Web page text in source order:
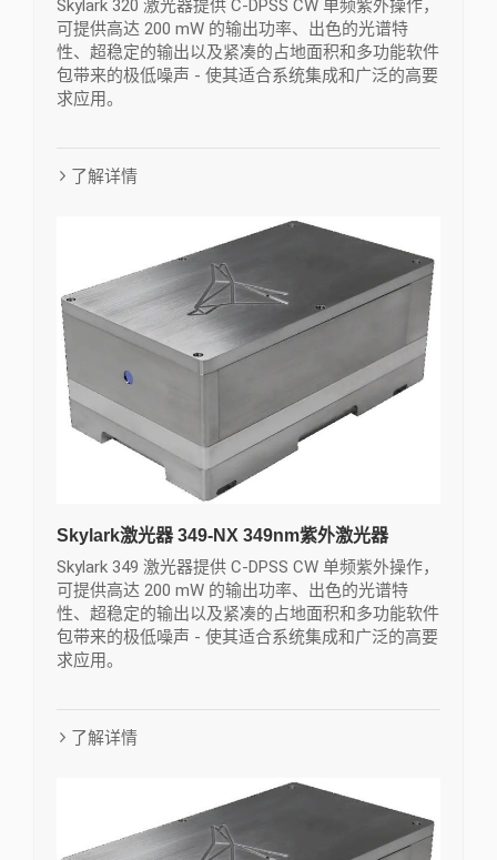
Skylark 320 激光器提供 C-DPSS CW 单频紫外操作，
可提供高达 200 mW 的输出功率、出色的光谱特
性、超稳定的输出以及紧凑的占地面积和多功能软件
包带来的极低噪声 - 使其适合系统集成和广泛的高要
求应用。
了解详情
Skylark激光器 349-NX 349nm紫外激光器
Skylark 349 激光器提供 C-DPSS CW 单频紫外操作，
可提供高达 200 mW 的输出功率、出色的光谱特
性、超稳定的输出以及紧凑的占地面积和多功能软件
包带来的极低噪声 - 使其适合系统集成和广泛的高要
求应用。
了解详情